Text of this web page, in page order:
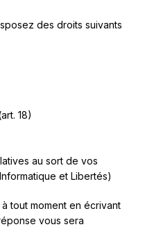
des droits suivants
18)
au sort de vos
et Libertés)
tout moment en écrivant
vous sera